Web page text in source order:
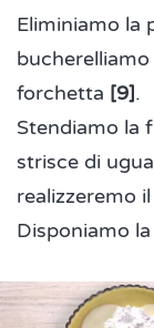
Eliminiamo la
forchetta [9].
Stendiamo la
strisce di
realizzeremo
Disponiamo